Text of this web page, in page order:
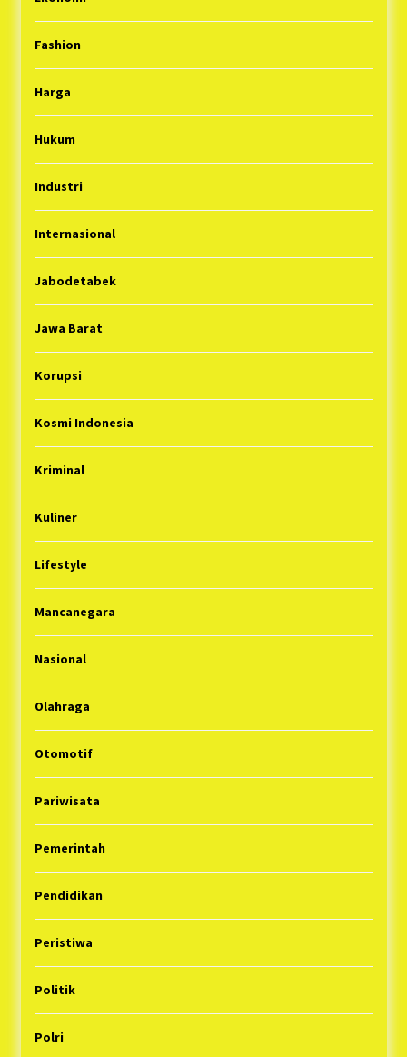
Fashion
Harga
Hukum
Industri
Internasional
Jabodetabek
Jawa Barat
Korupsi
Kosmi Indonesia
Kriminal
Kuliner
Lifestyle
Mancanegara
Nasional
Olahraga
Otomotif
Pariwisata
Pemerintah
Pendidikan
Peristiwa
Politik
Polri